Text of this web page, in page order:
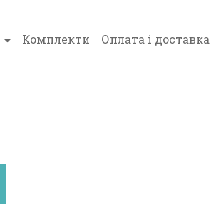
Комплекти Оплата і доставка